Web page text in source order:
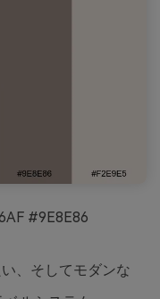
#9E8E86
、そしてモダンな